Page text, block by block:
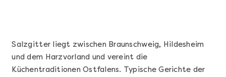
Salzgitter liegt zwischen Braunschweig, Hildesheim
und dem Harzvorland und vereint die
Küchentraditionen Ostfalens. Typische Gerichte der